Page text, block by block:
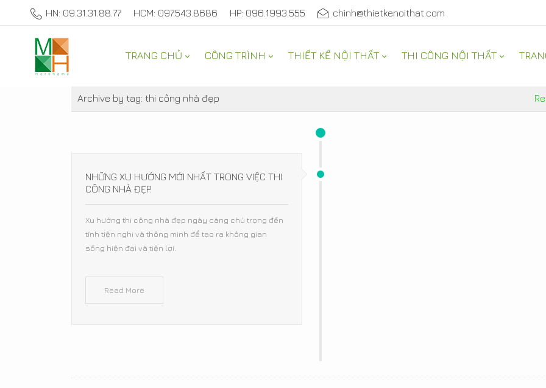
HN: 09.31.31.88.77 HCM: 097.543.8686 HP: 096.1993.555 chinh@thietkenoithat.com
TRANG CHỦ CÔNG TRÌNH THIẾT KẾ NỘI THẤT THI CÔNG NỘI THẤT
THAM KHẢO
Archive by tag: thi công nhà đẹp
NHỮNG XU HƯỚNG MỚI NHẤT TRONG VIỆC THI
CÔNG NHÀ ĐẸP.
Xu hướng thi công nhà đẹp ngày càng chú trọng đến
tính tiện nghi và thông minh để tạo ra không gian
sống hiện đại và tiện lợi.
Read More